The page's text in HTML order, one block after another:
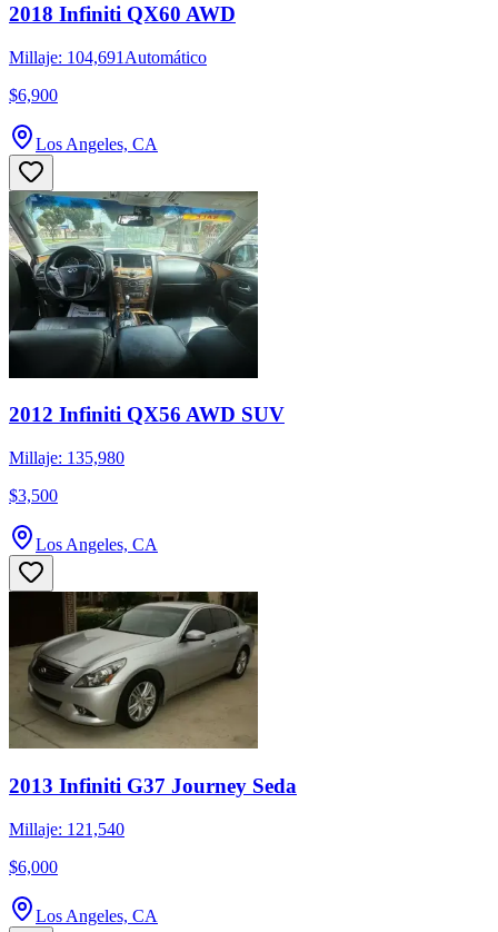
2018 Infiniti QX60 AWD
Millaje: 104,691 Automático
$6,900
Los Angeles, CA
2012 Infiniti QX56 AWD SUV
Millaje: 135,980
$3,500
Los Angeles, CA
2013 Infiniti G37 Journey Seda
Millaje: 121,540
$6,000
Los Angeles, CA